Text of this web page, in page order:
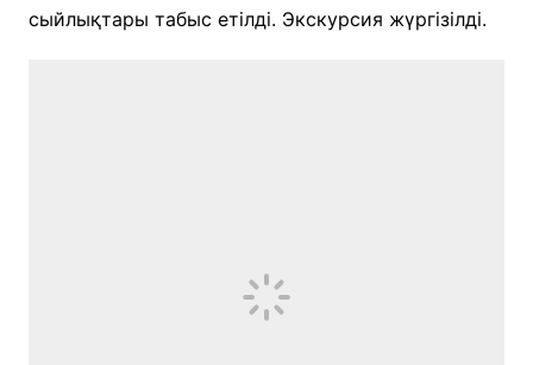
сыйлықтары табыс етілді. Экскурсия жүргізілді.